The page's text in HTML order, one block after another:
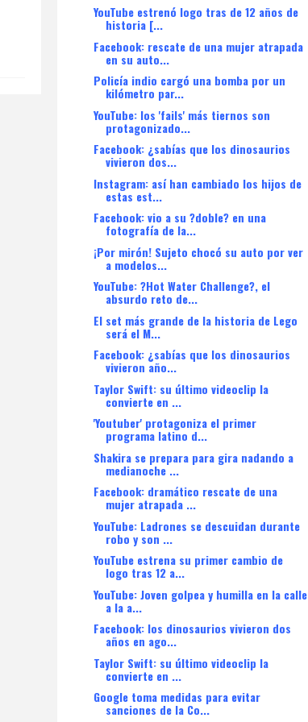
YouTube estrenó logo tras de 12 años de
historia [...
Facebook: rescate de una mujer atrapada
en su auto...
Policía indio cargó una bomba por un
kilómetro par...
YouTube: los 'fails' más tiernos son
protagonizado...
Facebook: ¿sabías que los dinosaurios
vivieron dos...
Instagram: así han cambiado los hijos de
estas est...
Facebook: vio a su ?doble? en una
fotografía de la...
¡Por mirón! Sujeto chocó su auto por ver
a modelos...
YouTube: ?Hot Water Challenge?, el
absurdo reto de...
El set más grande de la historia de Lego
será el M...
Facebook: ¿sabías que los dinosaurios
vivieron año...
Taylor Swift: su último videoclip la
convierte en ...
'Youtuber' protagoniza el primer
programa latino d...
Shakira se prepara para gira nadando a
medianoche ...
Facebook: dramático rescate de una
mujer atrapada ...
YouTube: Ladrones se descuidan durante
robo y son ...
YouTube estrena su primer cambio de
logo tras 12 a...
YouTube: Joven golpea y humilla en la calle
a la a...
Facebook: los dinosaurios vivieron dos
años en ago...
Taylor Swift: su último videoclip la
convierte en ...
Google toma medidas para evitar
sanciones de la Co...